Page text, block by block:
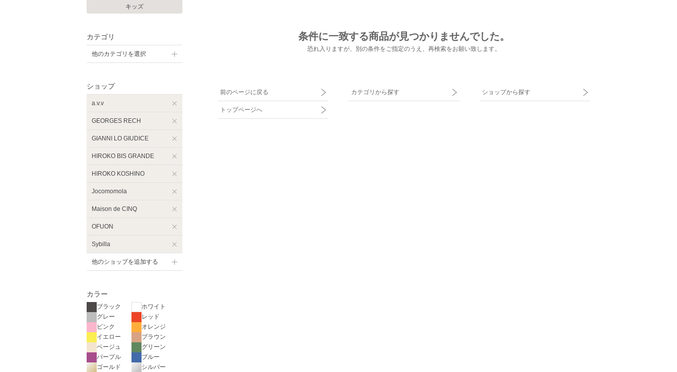
条件に一致する商品が見つかりませんでした。
恐れ入りますが、別の条件をご指定のうえ、 再検索をお願い致します。
前のページに戻る カテゴリから探す ショップから探す
トップページへ
キッズ
カテゴリ
他のカテゴリを選択
ショップ
a.v.v
GEORGES RECH
GIANNI LO GIUDICE
HIROKO BIS GRANDE
HIROKO KOSHINO
Jocomomola
Maison de CINQ
OFUON
Sybilla
他のショップを追加する
カラー
ブラック
ホワイト
グレー
レッド
ピンク
オレンジ
イエロー
ブラウン
ベージュ
グリーン
パープル
ブルー
ゴールド
シルバー